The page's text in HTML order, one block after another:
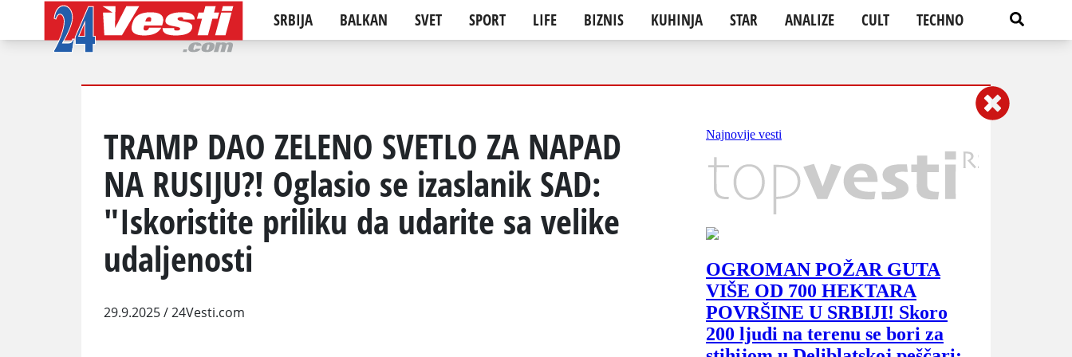
SRBIJA BALKAN SVET SPORT LIFE BIZNIS KUHINJA STAR ANALIZE CULT TECHNO
TRAMP DAO ZELENO SVETLO ZA NAPAD
NA RUSIJU?! Oglasio se izaslanik SAD:
"Iskoristite priliku da udarite sa velike
udaljenosti
29.9.2025/ 24Vesti.com